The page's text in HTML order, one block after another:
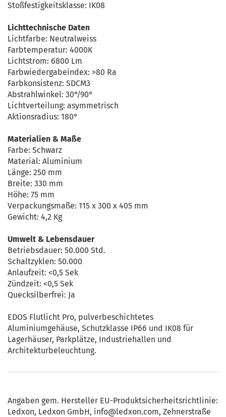
Stoßfestigkeitsklasse: IK08
Lichttechnische Daten
Lichtfarbe: Neutralweiss
Farbtemperatur: 4000K
Lichtstrom: 6800 Lm
Farbwiedergabeindex: >80 Ra
Farbkonsistenz: SDCM3
Abstrahlwinkel: 30°/90°
Lichtverteilung: asymmetrisch
Aktionsradius: 180°
Materialien & Maße
Farbe: Schwarz
Material: Aluminium
Länge: 250 mm
Breite: 330 mm
Höhe: 75 mm
Verpackungsmaße: 115 x 300 x 405 mm
Gewicht: 4,2 Kg
Umwelt & Lebensdauer
Betriebsdauer: 50.000 Std.
Schaltzyklen: 50.000
Anlaufzeit: <0,5 Sek
Zündzeit: <0,5 Sek
Quecksilberfrei: Ja
EDOS Flutlicht Pro, pulverbeschichtetes
Aluminiumgehäuse, Schutzklasse IP66 und IK08 für
Lagerhäuser, Parkplätze, Industriehallen und
Architekturbeleuchtung.
Angaben gem. Hersteller EU-Produktsicherheitsrichtlinie:
Ledxon, Ledxon GmbH, info@ledxon.com, Zehnerstraße